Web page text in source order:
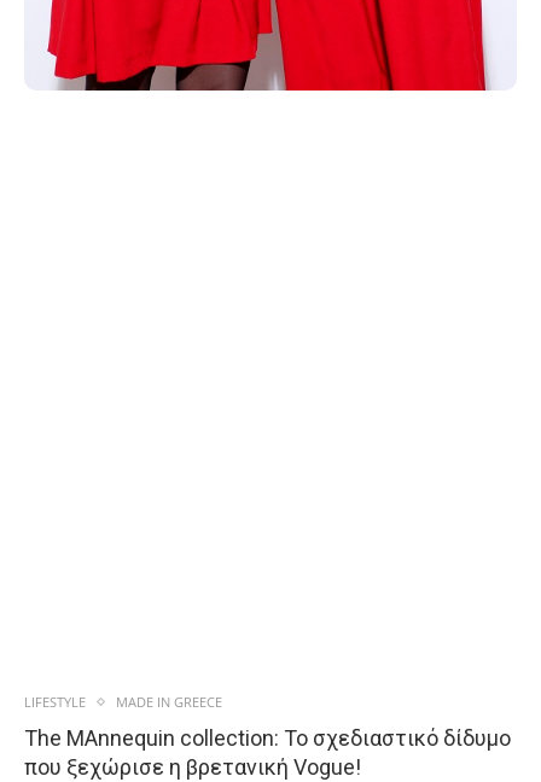
LIFESTYLE MADE IN GREECE
The MAnnequin collection: Το σχεδιαστικό δίδυμο
που ξεχώρισε η βρετανική Vogue!